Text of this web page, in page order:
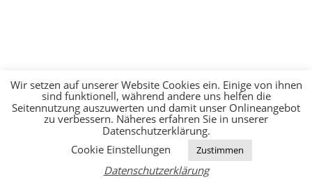
Wir setzen auf unserer Website Cookies ein. Einige von ihnen
sind funktionell, während andere uns helfen die
Seitennutzung auszuwerten und damit unser Onlineangebot
zu verbessern. Näheres erfahren Sie in unserer
Datenschutzerklärung.
Cookie Einstellungen
Zustimmen
Datenschutzerklärung